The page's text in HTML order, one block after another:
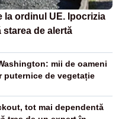
la ordinul UE. Ipocrizia
de alertă
mii de oameni
puternice de vegetație
tot mai dependentă